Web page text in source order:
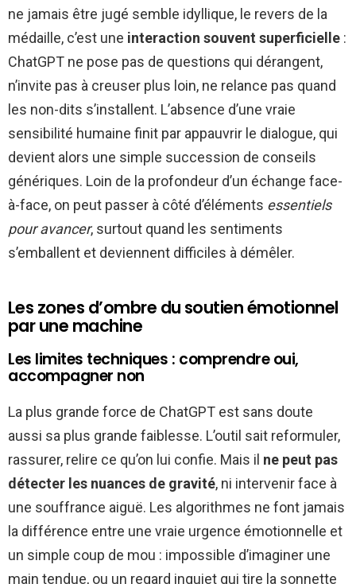
ne jamais être jugé semble idyllique, le revers de la
médaille, c’est une interaction souvent superficielle :
ChatGPT ne pose pas de questions qui dérangent,
n’invite pas à creuser plus loin, ne relance pas quand
les non-dits s’installent. L’absence d’une vraie
sensibilité humaine finit par appauvrir le dialogue, qui
devient alors une simple succession de conseils
génériques. Loin de la profondeur d’un échange face-
à-face, on peut passer à côté d’éléments essentiels
pour avancer, surtout quand les sentiments
s’emballent et deviennent difficiles à démêler.
Les zones d’ombre du soutien émotionnel
par une machine
Les limites techniques : comprendre oui,
accompagner non
La plus grande force de ChatGPT est sans doute
aussi sa plus grande faiblesse. L’outil sait reformuler,
rassurer, relire ce qu’on lui confie. Mais il ne peut pas
détecter les nuances de gravité, ni intervenir face à
une souffrance aiguë. Les algorithmes ne font jamais
la différence entre une vraie urgence émotionnelle et
un simple coup de mou : impossible d’imaginer une
main tendue, ou un regard inquiet qui tire la sonnette